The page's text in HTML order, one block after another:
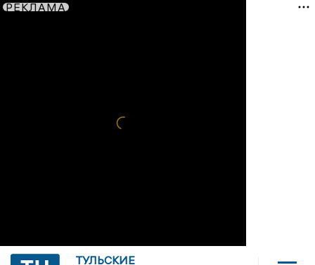
РЕКЛАМА
ТУЛЬСКИЕ